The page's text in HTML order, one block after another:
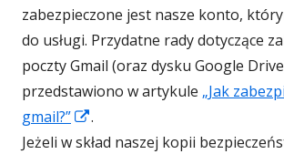
zabezpieczone jest nasze konto,
do usługi. Przydatne rady dotyczące
poczty Gmail (oraz dysku Google
przedstawiono w artykule „Jak
gmail?”
Strona
otwiera
.
Jeżeli w skład naszej kopii